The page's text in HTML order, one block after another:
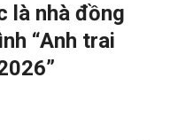
là nhà đồng
“Anh trai